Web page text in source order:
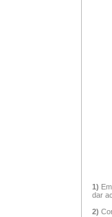
1)
dar
2)